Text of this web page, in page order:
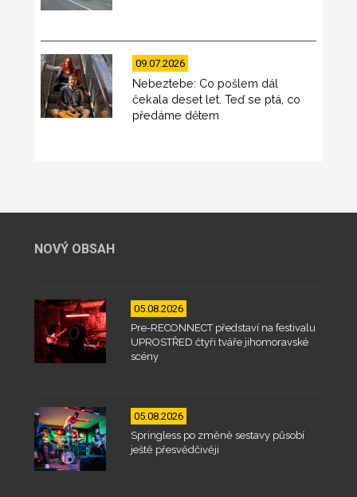
09.07.2026
Nebeztebe: Co pošlem dál
čekala deset let. Teď se ptá, co
předáme dětem
NOVÝ OBSAH
05.08.2026
Pre-RECONNECT představí na festivalu
UPROSTŘED čtyři tváře jihomoravské
scény
05.08.2026
Springless po změně sestavy působí
ještě přesvědčivěji